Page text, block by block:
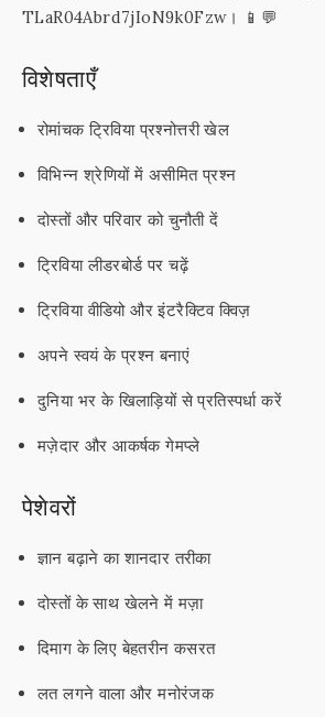
TLaR04Abrd7jIoN9k0Fzw। 📱💬
विशेषताएँ
रोमांचक ट्रिविया प्रश्नोत्तरी खेल
विभिन्न श्रेणियों में असीमित प्रश्न
दोस्तों और परिवार को चुनौती दें
ट्रिविया लीडरबोर्ड पर चढ़ें
ट्रिविया वीडियो और इंटरैक्टिव क्विज़
अपने स्वयं के प्रश्न बनाएं
दुनिया भर के खिलाड़ियों से प्रतिस्पर्धा करें
मज़ेदार और आकर्षक गेमप्ले
पेशेवरों
ज्ञान बढ़ाने का शानदार तरीका
दोस्तों के साथ खेलने में मज़ा
दिमाग के लिए बेहतरीन कसरत
लत लगने वाला और मनोरंजक